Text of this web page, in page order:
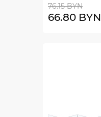
76.15 BYN
66.80 BYN